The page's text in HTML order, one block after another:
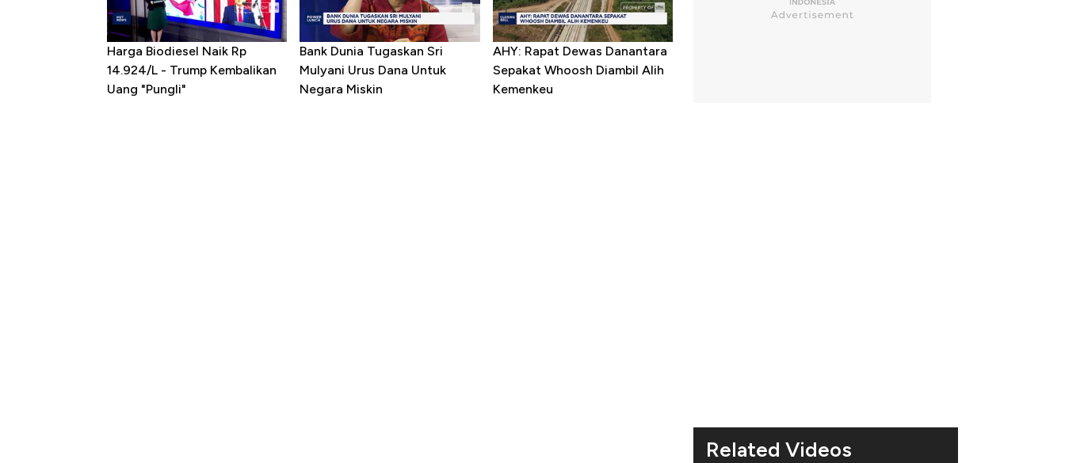
Harga Biodiesel Naik Rp
14.924/L - Trump Kembalikan
Uang "Pungli"
Bank Dunia Tugaskan Sri
Mulyani Urus Dana Untuk
Negara Miskin
AHY: Rapat Dewas Danantara
Sepakat Whoosh Diambil Alih
Kemenkeu
Related Videos